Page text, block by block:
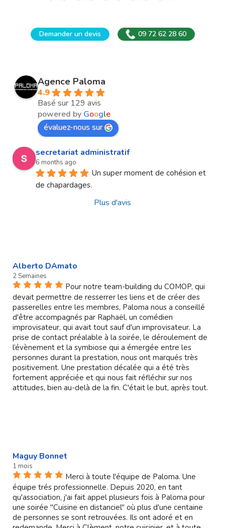
Demander un devis 09 72 62 28 60
Agence Paloma
4.9
Basé sur 129 avis
powered by Google
évaluez-nous sur
secretariat administratif
6 months ago
Un super moment de cohésion et
de chapardages.
Plus d'avis
Alberto DAmato
2 Semaines
Pour notre team-building du COMOP, qui
devait permettre de resserrer les liens et de créer des
passerelles entre les membres, Paloma nous a conseillé
d'être accompagnés par Raphaël, un comédien
improvisateur, qui avait tout sauf d'un improvisateur. La
prise de contact préalable à la soirée, le déroulement de
l’évènement et la symbiose qui a émergée entre les
personnes durant la prestation, nous ont marqués très
positivement. Une prestation décalée qui a été très
fortement appréciée et qui nous fait réfléchir sur nos
attitudes, bien au-delà de la fin. C'était le but, après tout.
Maguy Bonnet
1 mois
Merci à toute l'équipe de Paloma. Une
équipe trés professionnelle. Depuis 2020, en tant
qu'association, j'ai fait appel plusieurs fois à Paloma pour
une soirée "Cuisine en distanciel" où plus d'une centaine
de personnes se sont retrouvées. Ils ont adoré et en